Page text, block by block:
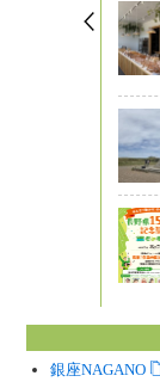
銀座NAGANO